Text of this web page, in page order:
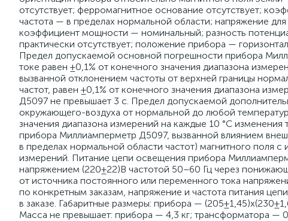
отсутствует; ферромагнитное основание отсутствует;
частота — в пределах нормальной области; напряжение
коэффициент мощности — номинальный; разность
практически отсутствует; положение прибора —
Предел допускаемой основной погрешности прибора
токе равен ±0,1% от конечного значения диапазона
вызванной отклонением частоты от верхней границы
частот, равен ±0,1% от конечного значения диапазона
Д5097 не превышает 3 с. Предел допускаемой
окружающего-воздуха от нормальной до любой
значения диапазона измерений на каждые 10 °С
прибора Миллиамперметр Д5097, вызванной влиянием
в пределах нормальной области частот) магнитного поля
измерений. Питание цепи освещения прибора
напряжением (220±22)В частотой 50–60 Гц через
от источника постоянного или переменного тока
по конкретным заказам, напряжение и частота питания
в заказе. Габаритные размеры: прибора —
Масса не превышает: прибора — 4,3 кг; трансформатора —